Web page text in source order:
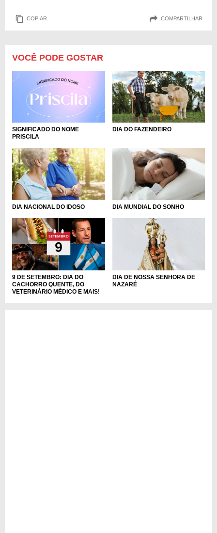
COPIAR COMPARTILHAR
VOCÊ PODE GOSTAR
SIGNIFICADO DO NOME
PRISCILA
DIA DO FAZENDEIRO
DIA NACIONAL DO IDOSO DIA MUNDIAL DO SONHO
9 DE SETEMBRO: DIA DO
CACHORRO QUENTE, DO
VETERINÁRIO MÉDICO E MAIS!
DIA DE NOSSA SENHORA DE
NAZARÉ